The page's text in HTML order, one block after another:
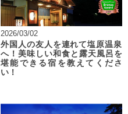
2026/03/02
外国人の友人を連れて塩原温泉
へ！美味しい和食と露天風呂を
堪能できる宿を教えてくださ
い！